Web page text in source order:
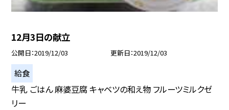
12月3日の献立
公開日 2019/12/03 更新日 2019/12/03
給食
牛乳 ごはん 麻婆豆腐 キャベツの和え物 フルーツミルクゼ
リー